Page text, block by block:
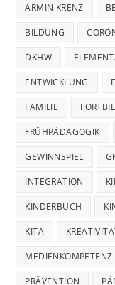
ARMIN KRENZ
BILDUNG
DKHW
ENTWICKLUNG
FAMILIE
FRÜHPÄDAGOGIK
GEWINNSPIEL
INTEGRATION
KINDERBUCH
KITA
MEDIENKOMPETENZ
PRÄVENTION